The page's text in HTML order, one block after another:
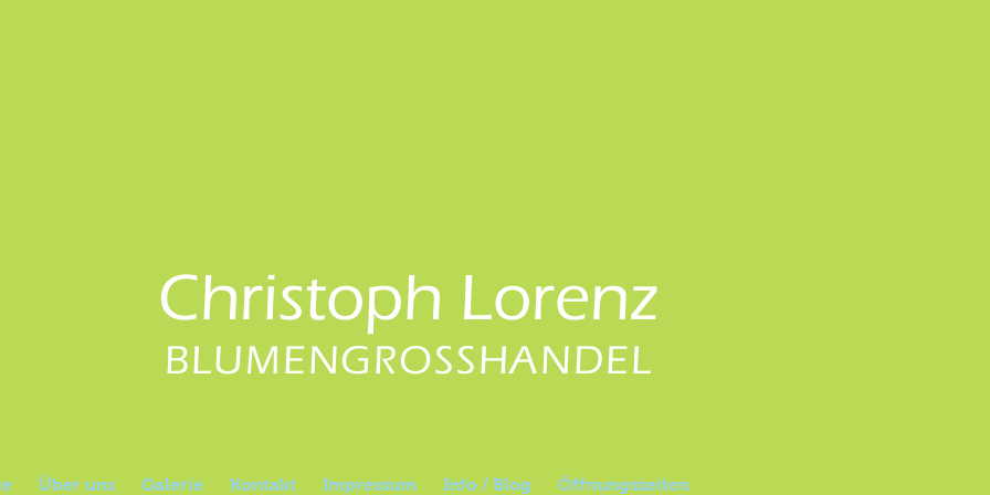
Christoph Lorenz
BLUMENGROSSHANDEL
Über uns Galerie Kontakt Impressum Info / Blog Öffnungszeiten